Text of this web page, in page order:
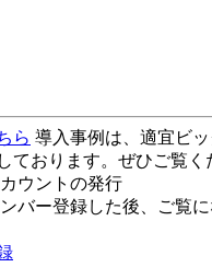
ら 導入事例は、適宜ビ
ております。ぜひご覧く
ウントの発行
ンバー登録した後、ご覧